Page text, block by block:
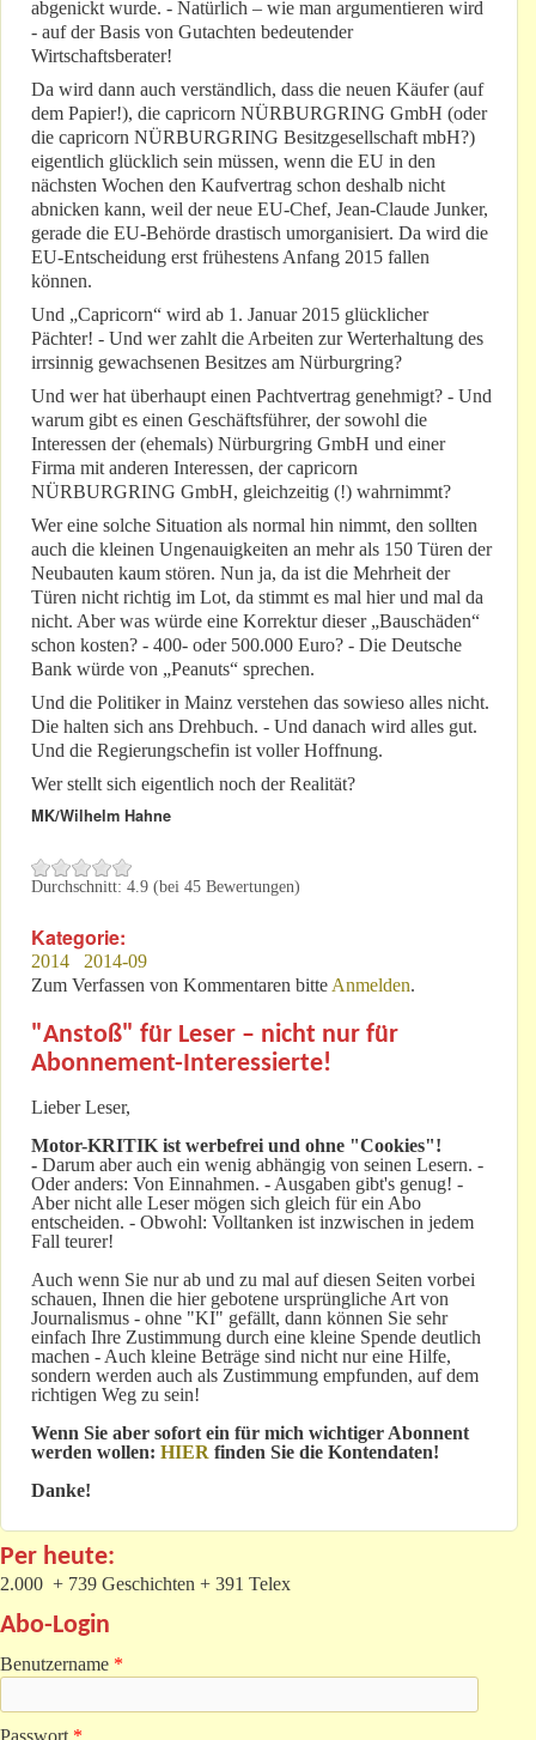
abgenickt wurde. - Natürlich – wie man argumentieren wird
- auf der Basis von Gutachten bedeutender
Wirtschaftsberater!
Da wird dann auch verständlich, dass die neuen Käufer (auf
dem Papier!), die capricorn NÜRBURGRING GmbH (oder
die capricorn NÜRBURGRING Besitzgesellschaft mbH?)
eigentlich glücklich sein müssen, wenn die EU in den
nächsten Wochen den Kaufvertrag schon deshalb nicht
abnicken kann, weil der neue EU-Chef, Jean-Claude Junker,
gerade die EU-Behörde drastisch umorganisiert. Da wird die
EU-Entscheidung erst frühestens Anfang 2015 fallen
können.
Und „Capricorn“ wird ab 1. Januar 2015 glücklicher
Pächter! - Und wer zahlt die Arbeiten zur Werterhaltung des
irrsinnig gewachsenen Besitzes am Nürburgring?
Und wer hat überhaupt einen Pachtvertrag genehmigt? - Und
warum gibt es einen Geschäftsführer, der sowohl die
Interessen der (ehemals) Nürburgring GmbH und einer
Firma mit anderen Interessen, der capricorn
NÜRBURGRING GmbH, gleichzeitig (!) wahrnimmt?
Wer eine solche Situation als normal hin nimmt, den sollten
auch die kleinen Ungenauigkeiten an mehr als 150 Türen der
Neubauten kaum stören. Nun ja, da ist die Mehrheit der
Türen nicht richtig im Lot, da stimmt es mal hier und mal da
nicht. Aber was würde eine Korrektur dieser „Bauschäden“
schon kosten? - 400- oder 500.000 Euro? - Die Deutsche
Bank würde von „Peanuts“ sprechen.
Und die Politiker in Mainz verstehen das sowieso alles nicht.
Die halten sich ans Drehbuch. - Und danach wird alles gut.
Und die Regierungschefin ist voller Hoffnung.
Wer stellt sich eigentlich noch der Realität?
MK/Wilhelm Hahne
Durchschnitt: 4.9 (bei 45 Bewertungen)
Kategorie:
2014
2014-09
Zum Verfassen von Kommentaren bitte Anmelden.
"Anstoß" für Leser – nicht nur für
Abonnement-Interessierte!
Lieber Leser,
Motor-KRITIK ist werbefrei und ohne "Cookies"!
- Darum aber auch ein wenig abhängig von seinen Lesern. -
Oder anders: Von Einnahmen. - Ausgaben gibt's genug! -
Aber nicht alle Leser mögen sich gleich für ein Abo
entscheiden. - Obwohl: Volltanken ist inzwischen in jedem
Fall teurer!
Auch wenn Sie nur ab und zu mal auf diesen Seiten vorbei
schauen, Ihnen die hier gebotene ursprüngliche Art von
Journalismus - ohne "KI" gefällt, dann können Sie sehr
einfach Ihre Zustimmung durch eine kleine Spende deutlich
machen - Auch kleine Beträge sind nicht nur eine Hilfe,
sondern werden auch als Zustimmung empfunden, auf dem
richtigen Weg zu sein!
Wenn Sie aber sofort ein für mich wichtiger Abonnent
werden wollen: HIER finden Sie die Kontendaten!
Danke!
Per heute:
2.000 + 739 Geschichten + 391 Telex
Abo-Login
Benutzername *